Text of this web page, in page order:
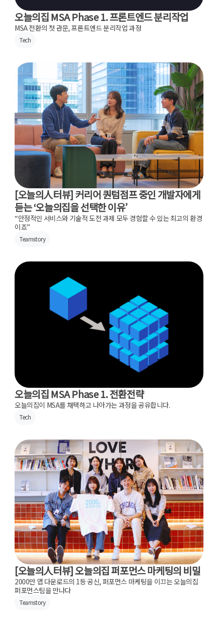
오늘의집 MSA Phase 1. 프론트엔드 분리작업
MSA 전환의 첫 관문, 프론트엔드 분리작업 과정
Tech
[오늘의人터뷰] 커리어 퀀텀점프 중인 개발자에게
듣는 ‘오늘의집을 선택한 이유’
“안정적인 서비스와 기술적 도전 과제 모두 경험할 수 있는 최고의 환경
이죠”
Teamstory
오늘의집 MSA Phase 1. 전환전략
오늘의집이 MSA를 채택하고 나아가는 과정을 공유합니다.
Tech
[오늘의人터뷰] 오늘의집 퍼포먼스 마케팅의 비밀
2000만 앱 다운로드의 1등 공신, 퍼포먼스 마케팅을 이끄는 오늘의집
퍼포먼스팀을 만나다
Teamstory